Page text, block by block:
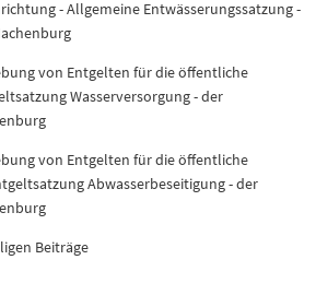
- Allgemeine Entwässerungssatzung -
von Entgelten für die öffentliche
Wasserversorgung - der
von Entgelten für die öffentliche
Abwasserbeseitigung - der
Beiträge